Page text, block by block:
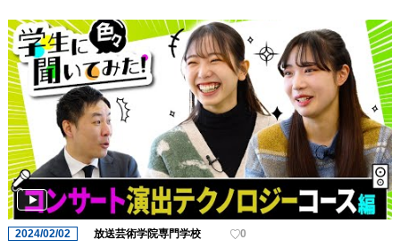
2024/02/02 放送芸術学院専門学校
0